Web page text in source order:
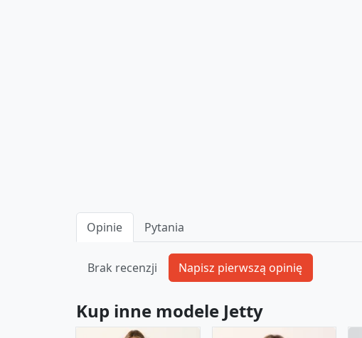
Opinie Pytania
Brak recenzji
Kup inne modele Jetty